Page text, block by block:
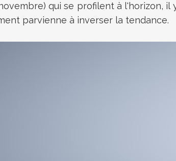
qui se profilent à l'horizon, il
parvienne à inverser la tendance.